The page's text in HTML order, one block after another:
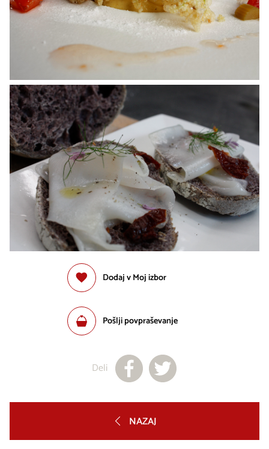
Dodaj v Moj izbor
Pošlji povpraševanje
Deli
NAZAJ